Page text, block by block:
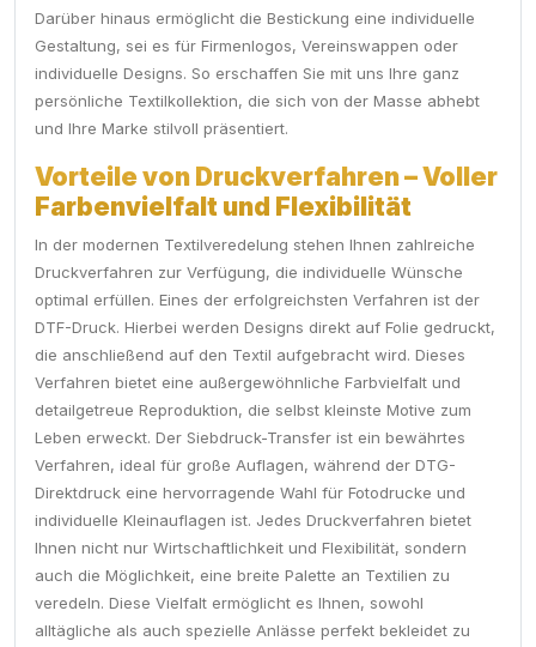
Darüber hinaus ermöglicht die Bestickung eine individuelle
Gestaltung, sei es für Firmenlogos, Vereinswappen oder
individuelle Designs. So erschaffen Sie mit uns Ihre ganz
persönliche Textilkollektion, die sich von der Masse abhebt
und Ihre Marke stilvoll präsentiert.
Vorteile von Druckverfahren – Voller
Farbenvielfalt und Flexibilität
In der modernen Textilveredelung stehen Ihnen zahlreiche
Druckverfahren zur Verfügung, die individuelle Wünsche
optimal erfüllen. Eines der erfolgreichsten Verfahren ist der
DTF-Druck. Hierbei werden Designs direkt auf Folie gedruckt,
die anschließend auf den Textil aufgebracht wird. Dieses
Verfahren bietet eine außergewöhnliche Farbvielfalt und
detailgetreue Reproduktion, die selbst kleinste Motive zum
Leben erweckt. Der Siebdruck-Transfer ist ein bewährtes
Verfahren, ideal für große Auflagen, während der DTG-
Direktdruck eine hervorragende Wahl für Fotodrucke und
individuelle Kleinauflagen ist. Jedes Druckverfahren bietet
Ihnen nicht nur Wirtschaftlichkeit und Flexibilität, sondern
auch die Möglichkeit, eine breite Palette an Textilien zu
veredeln. Diese Vielfalt ermöglicht es Ihnen, sowohl
alltägliche als auch spezielle Anlässe perfekt bekleidet zu